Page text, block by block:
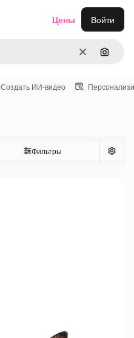
ОчиститьПоиск
Цены Войти
Создать ИИ-видео
Фильтры